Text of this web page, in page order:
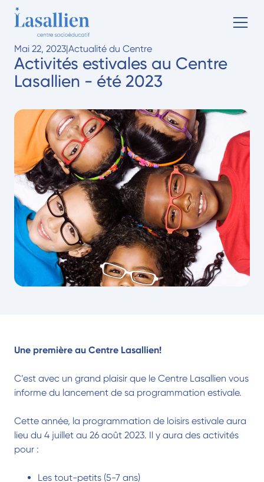
Mai 22, 2023|Actualité du Centre
Activités estivales au Centre
Lasallien - été 2023
Une première au Centre Lasallien!
C’est avec un grand plaisir que le Centre Lasallien vous
informe du lancement de sa programmation estivale.
Cette année, la programmation de loisirs estivale aura
lieu du 4 juillet au 26 août 2023. Il y aura des activités
pour :
Les tout-petits (5-7 ans)